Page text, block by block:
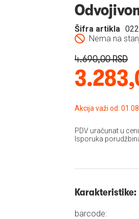
Nema na
Šifra artikla
4.690,00 RSD
PDV uračunat u
Isporuka
Karakteristike:
barcode: